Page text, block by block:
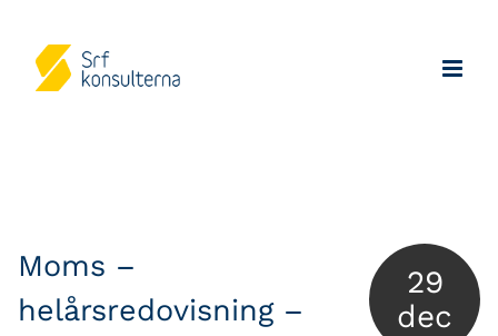
29
dec
Moms –
helårsredovisning –